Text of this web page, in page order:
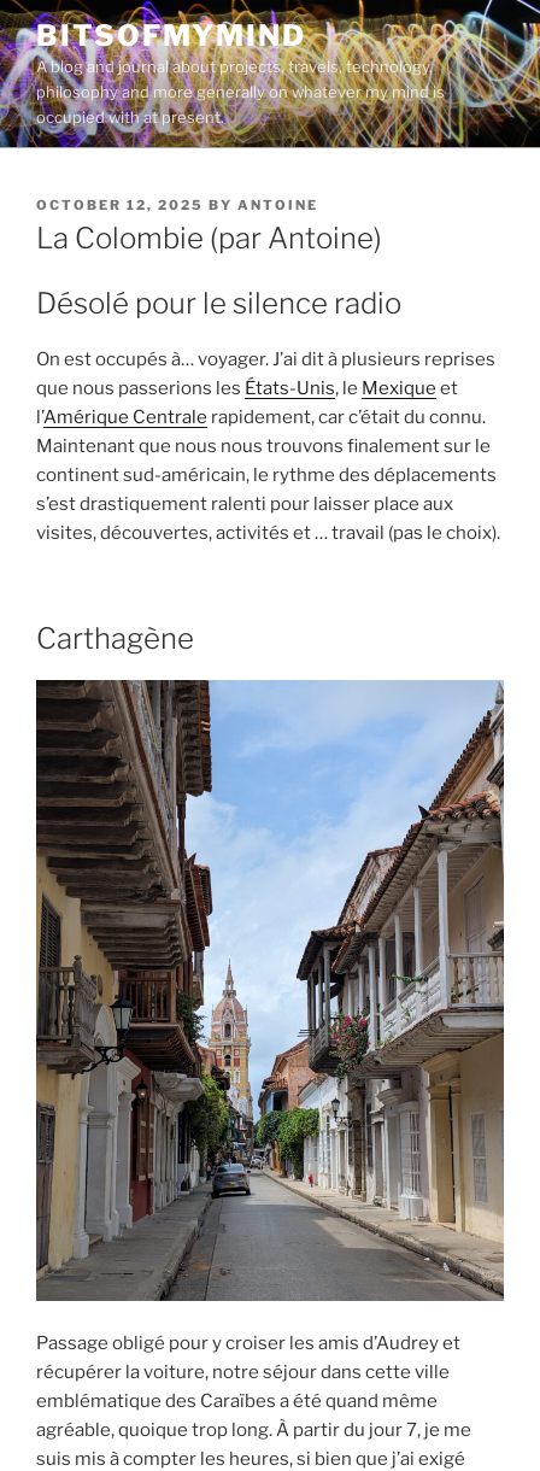
Skip
to
content
BITSOFMYMIND
A blog and journal about projects, travels, technology,
philosophy and more generally on whatever my mind is
occupied with at present.
POSTED
ON
OCTOBER 12, 2025 BY ANTOINE
La Colombie (par Antoine)
Désolé pour le silence radio
On est occupés à… voyager. J’ai dit à plusieurs reprises
que nous passerions les États-Unis, le Mexique et
l’Amérique Centrale rapidement, car c’était du connu.
Maintenant que nous nous trouvons finalement sur le
continent sud-américain, le rythme des déplacements
s’est drastiquement ralenti pour laisser place aux
visites, découvertes, activités et … travail (pas le choix).
Carthagène
Passage obligé pour y croiser les amis d’Audrey et
récupérer la voiture, notre séjour dans cette ville
emblématique des Caraïbes a été quand même
agréable, quoique trop long. À partir du jour 7, je me
suis mis à compter les heures, si bien que j’ai exigé